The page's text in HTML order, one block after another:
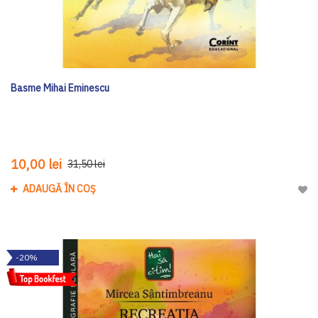
Basme Mihai Eminescu
10,00 lei 31,50 lei
ADAUGĂ ÎN COȘ
-20%